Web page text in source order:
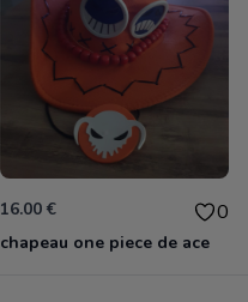
16.00 € 0
chapeau one piece de ace